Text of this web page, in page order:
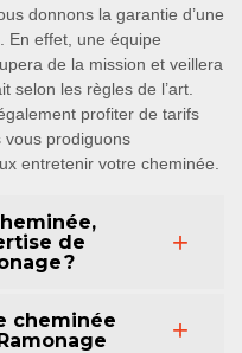
donnons la garantie d’une
En effet, une équipe
de la mission et veillera
selon les règles de l’art.
profiter de tarifs
vous prodiguons
entretenir votre cheminée.
de
?
cheminée